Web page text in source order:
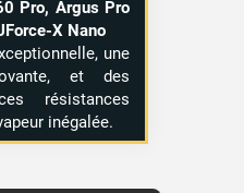
Pro, Argus Pro
X Nano
une
et des
résistances
inégalée.